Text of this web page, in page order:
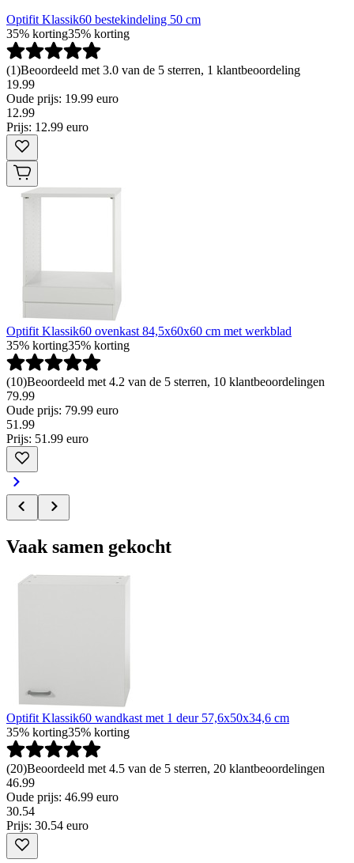
Optifit Klassik60 bestekindeling 50 cm
35% korting35% korting
(1)Beoordeeld met 3.0 van de 5 sterren, 1 klantbeoordeling
19.99
Oude prijs: 19.99 euro
12.99
Prijs: 12.99 euro
Optifit Klassik60 ovenkast 84,5x60x60 cm met werkblad
35% korting35% korting
(10)Beoordeeld met 4.2 van de 5 sterren, 10 klantbeoordelingen
79.99
Oude prijs: 79.99 euro
51 .99
Prijs: 51.99 euro
Vaak samen gekocht
Optifit Klassik60 wandkast met 1 deur 57,6x50x34,6 cm
35% korting35% korting
(20)Beoordeeld met 4.5 van de 5 sterren, 20 klantbeoordelingen
46.99
Oude prijs: 46.99 euro
30.54
Prijs: 30.54 euro